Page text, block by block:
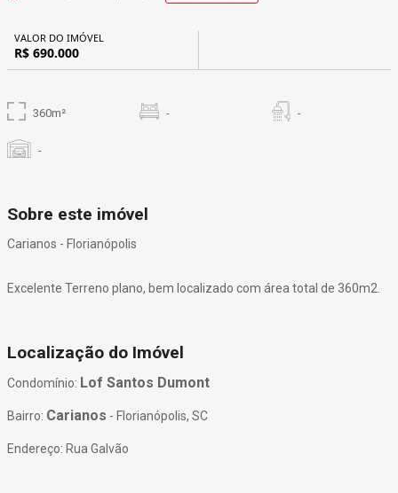
VALOR DO IMÓVEL
R$ 690.000
360m² - -
-
Sobre este imóvel
Carianos - Florianópolis
Excelente Terreno plano, bem localizado com área total de 360m2.
Localização do Imóvel
Condomínio: Lof Santos Dumont
Bairro: Carianos - Florianópolis, SC
Endereço: Rua Galvão